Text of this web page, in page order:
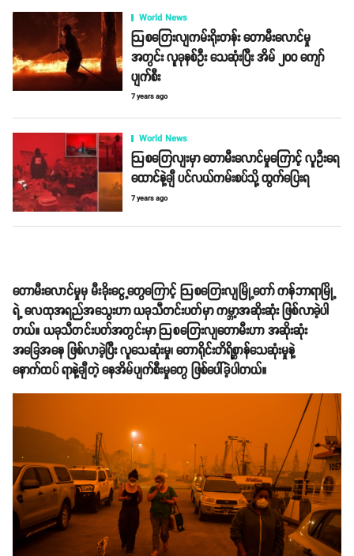
World News
ဩစတြေးလျကမ်းရိုးတန်း တောမီးလောင်မှု
အတွင်း လူခုနစ်ဦး သေဆုံးပြီး အိမ် ၂၀၀ ကျော်
ပျက်စီး
7 years ago
World News
ဩစတြေလျးမှာ တောမီးလောင်မှုကြောင့် လူဦးရေ
ထောင်နဲ့ချီ ပင်လယ်ကမ်းစပ်သို့ ထွက်ပြေးရ
7 years ago
တောမီးလောင်မှုမှ မီးခိုးငွေ့တွေကြောင့် ဩစတြေးလျမြို့တော် ကန်ဘာရာမြို့
ရဲ့ လေထုအရည်အသွေးဟာ ယခုသီတင်းပတ်မှာ ကမ္ဘာ့အဆိုးဆုံး ဖြစ်လာခဲ့ပါ
တယ်။ ယခုသီတင်းပတ်အတွင်းမှာ ဩစတြေးလျတောမီးဟာ အဆိုးဆုံး
အခြေအနေ ဖြစ်လာခဲ့ပြီး လူသေဆုံးမှု၊ တောရိုင်းတိရိစ္ဆာန်သေဆုံးမှုနဲ့
နောက်ထပ် ရာနဲ့ချီတဲ့ နေအိမ်ပျက်စီးမှုတွေ ဖြစ်ပေါ်ခဲ့ပါတယ်။